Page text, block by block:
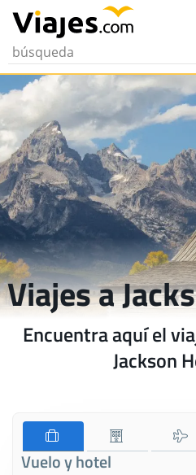
Viajes a
Encuentra aquí el
Jackson
Vuelo y hotel